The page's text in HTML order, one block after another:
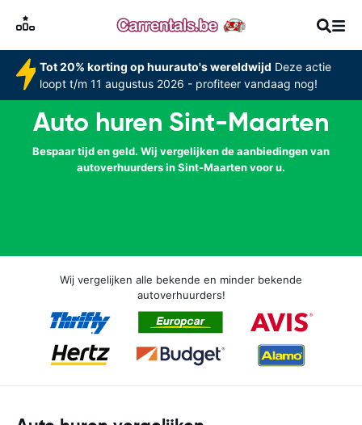
Tot 20% korting op huurauto's wereldwijd Deze actie
loopt t/m 11 augustus 2026 - profiteer vandaag nog!
Auto huren Sint-Maarten
Bespaar tijd en geld. Wij vergelijken de aanbiedingen van
autoverhuurders in Sint-Maarten voor u.
Wij vergelijken alle bekende en minder bekende
autoverhuurders!